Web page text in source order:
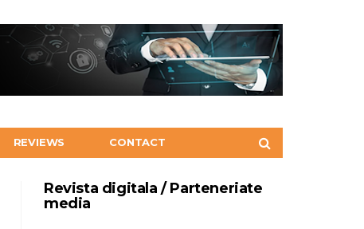
REVIEWS CONTACT
Revista digitala / Parteneriate
media